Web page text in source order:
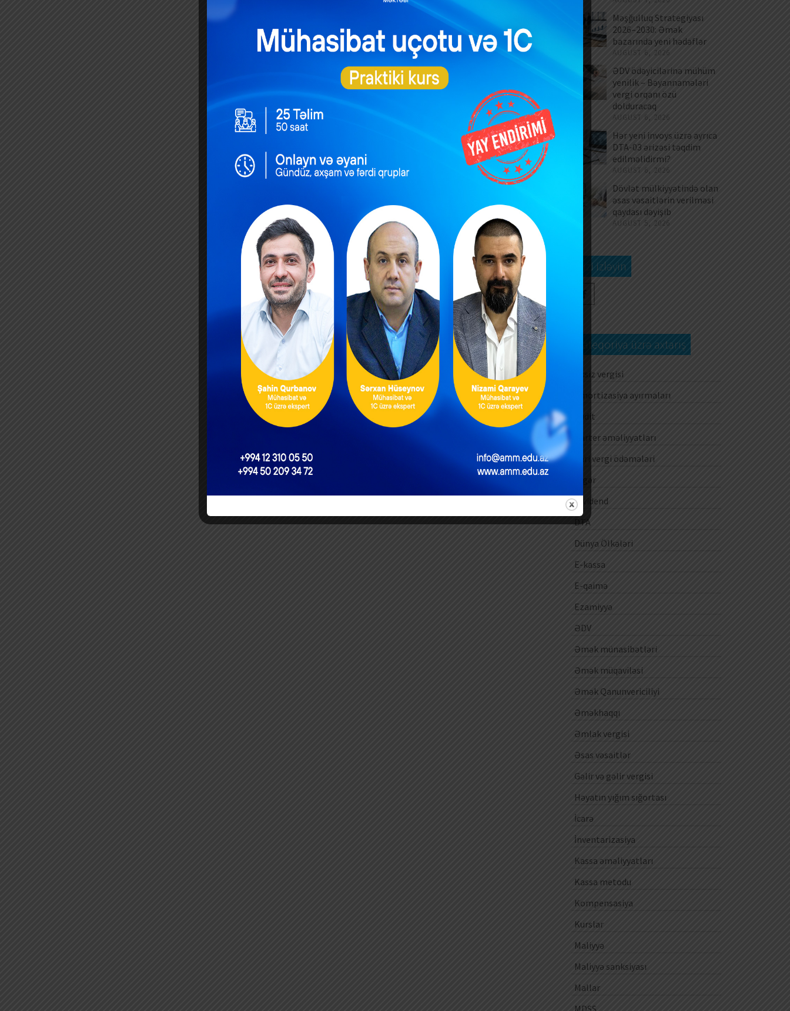
Məşğulluq Strategiyası
2026–2030: Əmək
bazarında yeni hədəflər
AUGUST 6, 2026
ƏDV ödəyicilərinə mühüm
yenilik – Bəyannamələri
vergi orqanı özü
dolduracaq
AUGUST 6, 2026
Hər yeni invoys üzrə ayrıca
DTA-03 ərizəsi təqdim
edilməlidirmi?
AUGUST 6, 2026
Dövlət mülkiyyətində olan
əsas vəsaitlərin verilməsi
qaydası dəyişib
AUGUST 5, 2026
Bizi izləyin
Kateqoriya üzrə axtarış
Aksiz vergisi
Amortizasiya ayırmaları
Audit
Barter əməliyyatları
Cari vergi ödəmələri
Digər
Dividend
DTA
Dünya Ölkələri
E-kassa
E-qaimə
Ezamiyyə
ƏDV
Əmək münasibətləri
Əmək müqaviləsi
Əmək Qanunvericiliyi
Əməkhaqqı
Əmlak vergisi
Əsas vəsaitlər
Gəlir və gəlir vergisi
Həyatın yığım sığortası
İcarə
İnventarizasiya
Kassa əməliyyatları
Kassa metodu
Kompensasiya
Kurslar
Maliyyə
Maliyyə sanksiyası
Mallar
MDSS